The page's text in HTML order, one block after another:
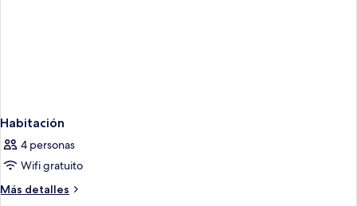
Habitación
4 personas
Wifi gratuito
Más detalles
Más